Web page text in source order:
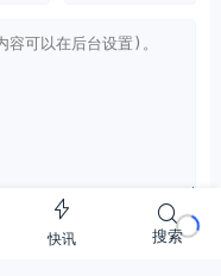
快讯 搜索